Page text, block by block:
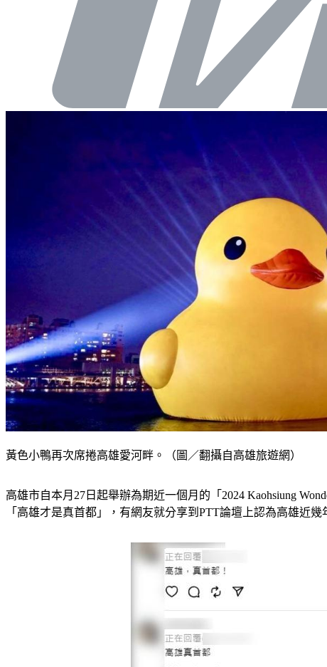
黃色小鴨再次席捲高雄愛河畔。（圖／翻攝自高雄旅遊網）
高雄市自本月27日起舉辦為期近一個月的「2024 Kaohsiung
「高雄才是真首都」，有網友就分享到PTT論壇上認為高雄近